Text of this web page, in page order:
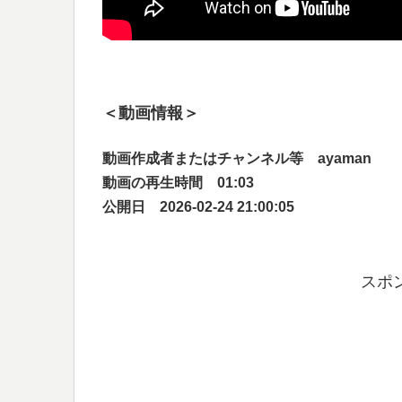
＜動画情報＞
動画作成者またはチャンネル等 ayaman
動画の再生時間 01:03
公開日 2026-02-24 21:00:05
スポ